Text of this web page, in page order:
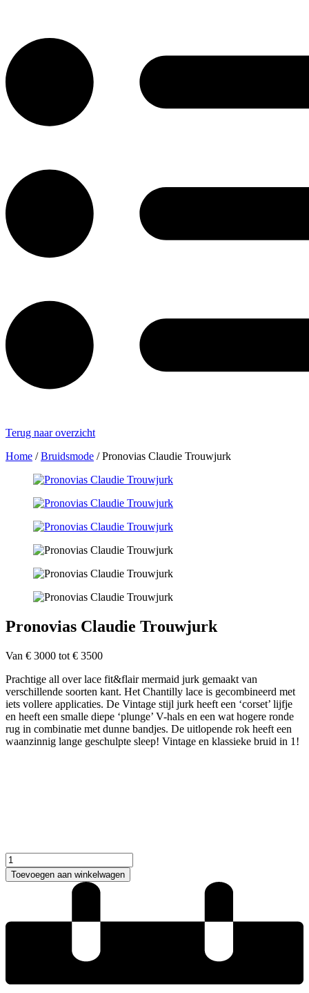
Terug naar overzicht
Home /Bruidsmode /Pronovias Claudie Trouwjurk
Pronovias Claudie Trouwjurk
Van € 3000 tot € 3500
Prachtige all over lace fit&flair mermaid jurk gemaakt van
verschillende soorten kant. Het Chantilly lace is gecombineerd met
iets vollere applicaties. De Vintage stijl jurk heeft een ‘corset’ lijfje
en heeft een smalle diepe ‘plunge’ V-hals en een wat hogere ronde
rug in combinatie met dunne bandjes. De uitlopende rok heeft een
waanzinnig lange geschulpte sleep! Vintage en klassieke bruid in 1!
Pronovias
Claudie
Trouwjurk
Toevoegen aan winkelwagen